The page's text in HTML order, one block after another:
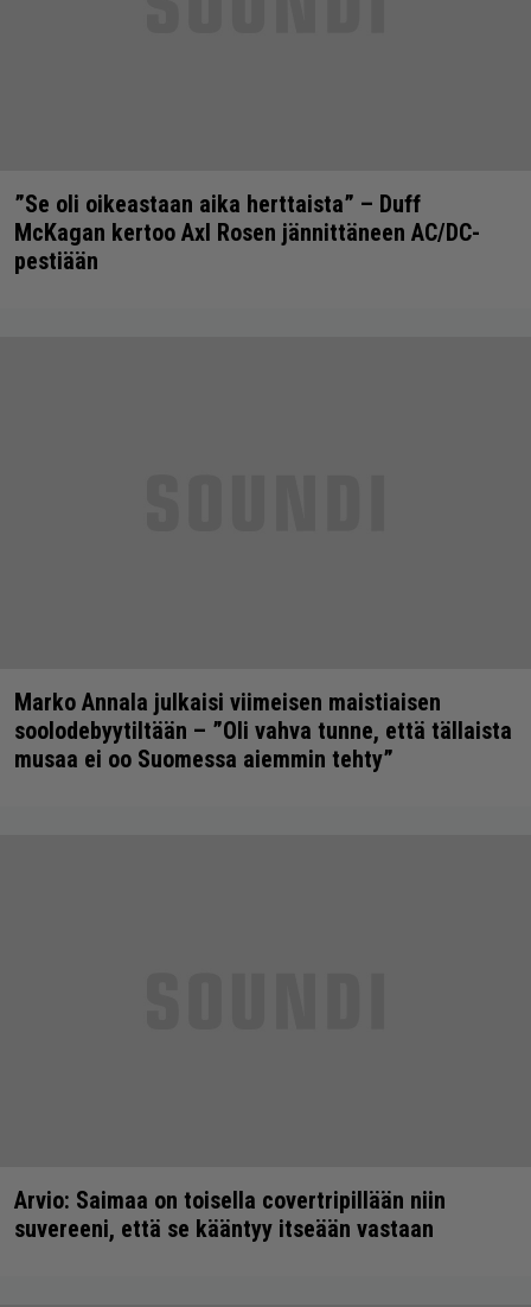
”Se oli oikeastaan aika herttaista” – Duff
McKagan kertoo Axl Rosen jännittäneen AC/DC-
pestiään
Marko Annala julkaisi viimeisen maistiaisen
soolodebyytiltään – ”Oli vahva tunne, että tällaista
musaa ei oo Suomessa aiemmin tehty”
Arvio: Saimaa on toisella covertripillään niin
suvereeni, että se kääntyy itseään vastaan